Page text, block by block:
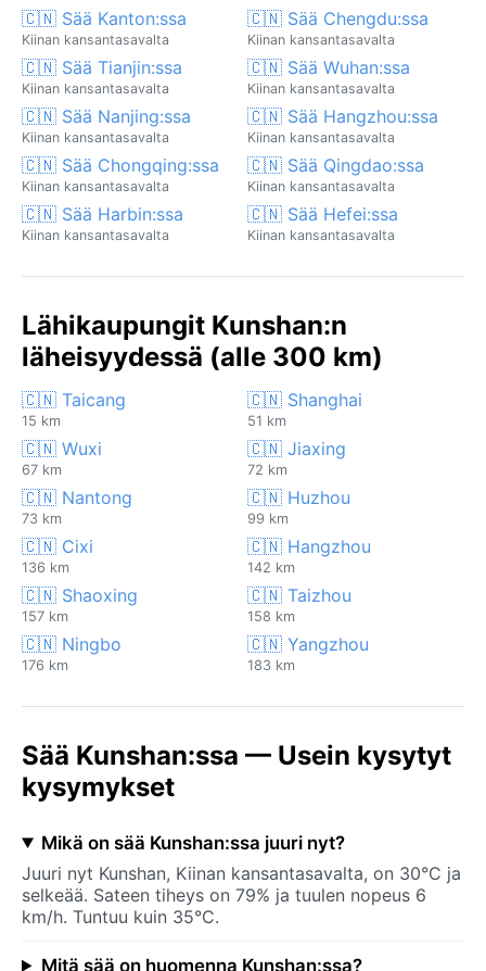
🇨🇳 Sää Kanton:ssa
Kiinan kansantasavalta
🇨🇳 Sää Chengdu:ssa
Kiinan kansantasavalta
🇨🇳 Sää Tianjin:ssa
Kiinan kansantasavalta
🇨🇳 Sää Wuhan:ssa
Kiinan kansantasavalta
🇨🇳 Sää Nanjing:ssa
Kiinan kansantasavalta
🇨🇳 Sää Hangzhou:ssa
Kiinan kansantasavalta
🇨🇳 Sää Chongqing:ssa
Kiinan kansantasavalta
🇨🇳 Sää Qingdao:ssa
Kiinan kansantasavalta
🇨🇳 Sää Harbin:ssa
Kiinan kansantasavalta
🇨🇳 Sää Hefei:ssa
Kiinan kansantasavalta
Lähikaupungit Kunshan:n
läheisyydessä (alle 300 km)
🇨🇳 Taicang
15 km
🇨🇳 Shanghai
51 km
🇨🇳 Wuxi
67 km
🇨🇳 Jiaxing
72 km
🇨🇳 Nantong
73 km
🇨🇳 Huzhou
99 km
🇨🇳 Cixi
136 km
🇨🇳 Hangzhou
142 km
🇨🇳 Shaoxing
157 km
🇨🇳 Taizhou
158 km
🇨🇳 Ningbo
176 km
🇨🇳 Yangzhou
183 km
Sää Kunshan:ssa — Usein kysytyt
kysymykset
Mikä on sää Kunshan:ssa juuri nyt?
Juuri nyt Kunshan, Kiinan kansantasavalta, on 30°C ja
selkeää. Sateen tiheys on 79% ja tuulen nopeus 6
km/h. Tuntuu kuin 35°C.
Mitä sää on huomenna Kunshan:ssa?